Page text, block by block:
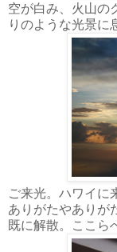
空が白み、火山の
りのような光景に
ご来光。ハワイに
ありがたやありが
既に解散。ここら